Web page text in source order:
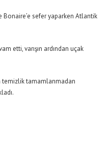
Bonaire’e sefer yaparken Atlantik
etti, varışın ardından uçak
temizlik tamamlanmadan